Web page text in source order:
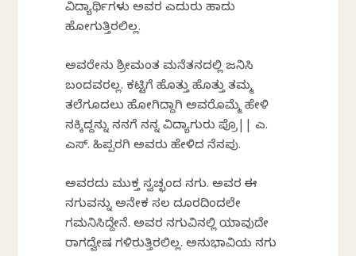
ವಿದ್ಯಾರ್ಥಿಗಳು ಅವರ ಎದುರು ಹಾದು
ಹೋಗುತ್ತಿರಲಿಲ್ಲ.
ಅವರೇನು ಶ್ರೀಮಂತ ಮನೆತನದಲ್ಲಿ ಜನಿಸಿ
ಬಂದವರಲ್ಲ. ಕಟ್ಟಿಗೆ ಹೊತ್ತು ಹೊತ್ತು ತಮ್ಮ
ತಲೆಗೂದಲು ಹೋಗಿದ್ದಾಗಿ ಅವರೊಮ್ಮೆ ಹೇಳಿ
ನಕ್ಕಿದ್ದನ್ನು ನನಗೆ ನನ್ನ ವಿದ್ಯಾಗುರು ಪ್ರೊ|| ಎ.
ಎಸ್. ಹಿಪ್ಪರಗಿ ಅವರು ಹೇಳಿದ ನೆನಪು.
ಅವರದು ಮುಕ್ತ ಸ್ವಚ್ಛಂದ ನಗು. ಅವರ ಈ
ನಗುವನ್ನು ಅನೇಕ ಸಲ ದೂರದಿಂದಲೇ
ಗಮನಿಸಿದ್ದೇನೆ. ಅವರ ನಗುವಿನಲ್ಲಿ ಯಾವುದೇ
ರಾಗದ್ವೇಷ ಗಳಿರುತ್ತಿರಲಿಲ್ಲ. ಅನುಭಾವಿಯ ನಗು